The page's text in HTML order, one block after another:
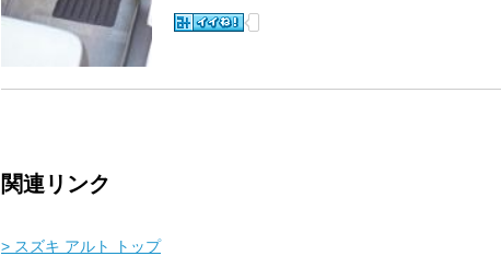
関連リンク
> スズキ アルト トップ